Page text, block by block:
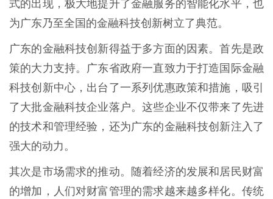
式的出现，极大地提升了金融服务的智能化水平，也
为广东乃至全国的金融科技创新树立了典范。
广东的金融科技创新得益于多方面的因素。首先是政
策的大力支持。广东省政府一直致力于打造国际金融
科技创新中心，出台了一系列优惠政策和措施，吸引
了大批金融科技企业落户。这些企业不仅带来了先进
的技术和管理经验，还为广东的金融科技创新注入了
强大的动力。
其次是市场需求的推动。随着经济的发展和居民财富
的增加，人们对财富管理的需求越来越多样化。传统